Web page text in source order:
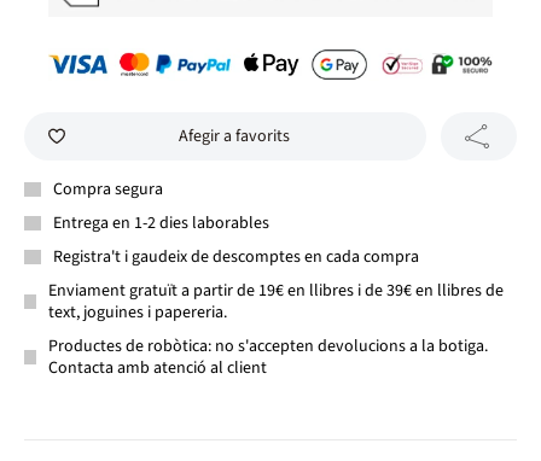
Afegir a favorits
Compra segura
Entrega en 1-2 dies laborables
Registra't i gaudeix de descomptes en cada compra
Enviament gratuït a partir de 19€ en llibres i de 39€ en llibres de
text, joguines i papereria.
Productes de robòtica: no s'accepten devolucions a la botiga.
Contacta amb atenció al client